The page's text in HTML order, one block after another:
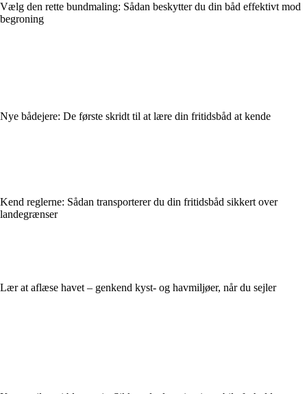
Vælg den rette bundmaling: Sådan beskytter du din båd effektivt mod
begroning
Nye bådejere: De første skridt til at lære din fritidsbåd at kende
Kend reglerne: Sådan transporterer du din fritidsbåd sikkert over
landegrænser
Lær at aflæse havet – genkend kyst- og havmiljøer, når du sejler